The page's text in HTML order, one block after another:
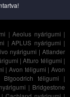
|Aeolus nyárigumi |
|APLUS nyárigumi |
nyárigumi |Atlander
|Atturo téligumi |
|Avon téligumi |Avon
Bfgoodrich téligumi |
| Bridgestone